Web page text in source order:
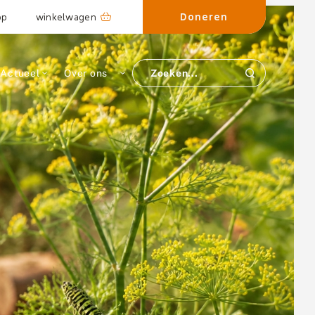
winkelwagen Doneren
Actueel Over ons